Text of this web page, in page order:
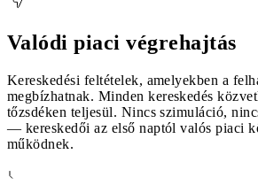
Valódi piaci végrehajtás
Kereskedési feltételek, amelyekben a
megbízhatnak. Minden kereskedés
tőzsdéken teljesül. Nincs szimuláció,
— kereskedői az első naptól valós piaci
működnek.